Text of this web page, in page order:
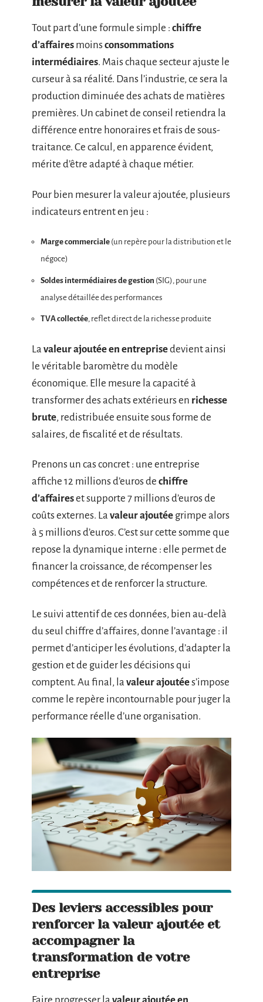
Tout part d’une formule simple : chiffre
d’affaires moinsconsommations
intermédiaires. Mais chaque secteur ajuste le
curseur à sa réalité. Dans l’industrie, ce sera la
production diminuée des achats de matières
premières. Un cabinet de conseil retiendra la
différence entre honoraires et frais de sous-
traitance. Ce calcul, en apparence évident,
mérite d’être adapté à chaque métier.
Pour bien mesurer la valeur ajoutée, plusieurs
indicateurs entrent en jeu :
Marge commerciale (un repère pour la distribution et le
négoce)
Soldes intermédiaires de gestion (SIG), pour une
analyse détaillée des performances
TVA collectée, reflet direct de la richesse produite
La valeur ajoutée en entreprisedevient ainsi
le véritable baromètre du modèle
économique. Elle mesure la capacité à
transformer des achats extérieurs en richesse
brute, redistribuée ensuite sous forme de
salaires, de fiscalité et de résultats.
Prenons un cas concret : une entreprise
affiche 12 millions d’euros de chiffre
d’affaireset supporte 7 millions d’euros de
coûts externes. La valeur ajoutée grimpe alors
à 5 millions d’euros. C’est sur cette somme que
repose la dynamique interne : elle permet de
financer la croissance, de récompenser les
compétences et de renforcer la structure.
Le suivi attentif de ces données, bien au-delà
du seul chiffre d’affaires, donne l’avantage : il
permet d’anticiper les évolutions, d’adapter la
gestion et de guider les décisions qui
comptent. Au final, la valeur ajoutées’impose
comme le repère incontournable pour juger la
performance réelle d’une organisation.
Des leviers accessibles pour
renforcer la valeur ajoutée et
accompagner la
transformation de votre
entreprise
Faire progresser la valeur ajoutée en